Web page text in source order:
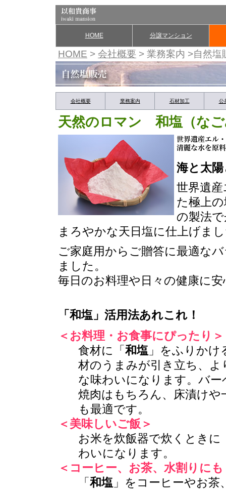
HOME 分譲マンション
HOME > 会社概要 > 業務案内 >自然塩
会社概要 業務案内 石材加工 公
天然のロマン 和塩（な
海と太
世界遺
た極上
の製法
まろやかな天日塩に仕上げま
ご家庭用からご贈答に最適な
ました。
毎日のお料理や日々の健康に
「和塩 」活用法あれこれ！
＜お料理・お食事にぴったり＞
食材に「和塩 」をふりかけ
材のうまみが引き立ち、よ
な味わいになります。バー
焼肉はもちろん、床漬けや
も最適です。
＜美味しいご飯＞
お米を炊飯器で炊くときに
わいになります。
＜コーヒー、お茶、水割りにも
「和塩 」をコーヒーやお